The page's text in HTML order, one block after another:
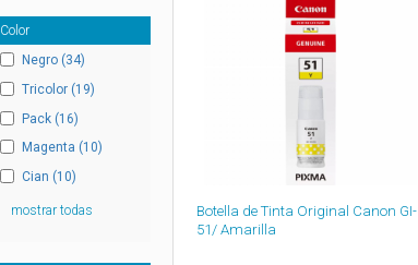
Color
Negro (34)
Tricolor (19)
Pack (16)
Magenta (10)
Cian (10)
mostrar todas
Botella de Tinta Original Canon GI-
51/ Amarilla